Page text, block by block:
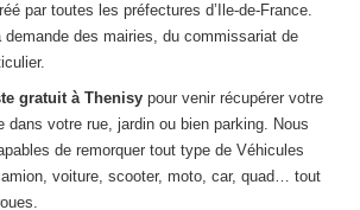
Paris 75 : casse auto avec destruction
77 : casse auto avec destruction
78 : casse auto avec destruction
91 : casse auto avec destruction
par toutes les préfectures d’Ile-de-France.
demande des mairies, du commissariat de
gratuit à Thenisy pour venir récupérer votre
dans votre rue, jardin ou bien parking. Nous
de remorquer tout type de Véhicules
voiture, scooter, moto, car, quad… tout